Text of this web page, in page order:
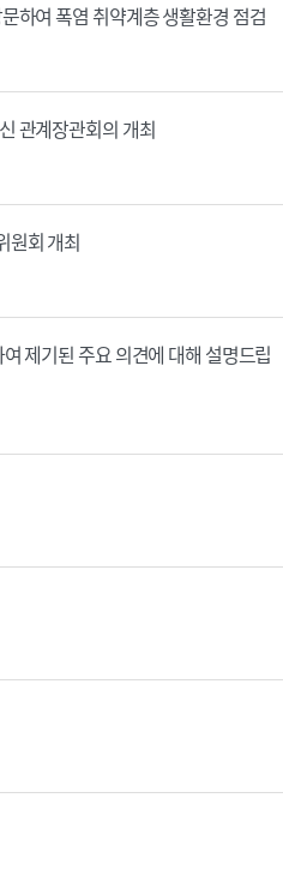
하여 폭염 취약계층 생활환경 점검
관계장관회의 개최
원회 개최
제기된 주요 의견에 대해 설명드립